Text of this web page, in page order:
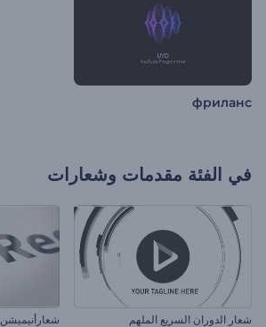
фриланс
في الفئة مقدمات وشعارات
شعار الدوران السريع الملهم شعارأنيميشن